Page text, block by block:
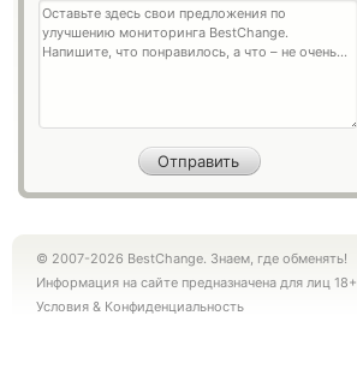
© 2007-2026 BestChange. Знаем, где обменять!
Информация на сайте предназначена для лиц 18+
Условия & Конфиденциальность